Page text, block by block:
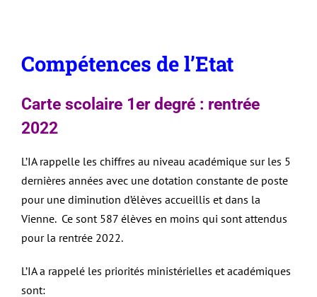
Compétences de l’Etat
Carte scolaire 1er degré : rentrée
2022
L’IA rappelle les chiffres au niveau académique sur les 5
dernières années avec une dotation constante de poste
pour une diminution d’élèves accueillis et dans la
Vienne. Ce sont 587 élèves en moins qui sont attendus
pour la rentrée 2022.
L’IA a rappelé les priorités ministérielles et académiques
sont: